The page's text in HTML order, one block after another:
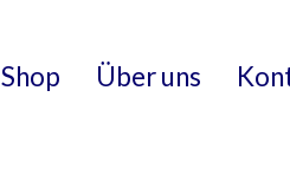
Shop Über uns